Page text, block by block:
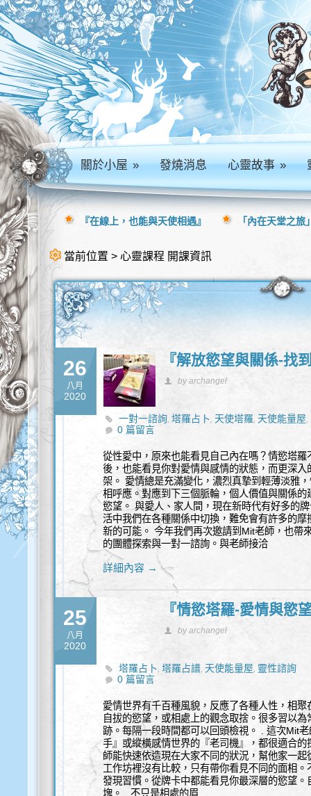
關於小屋» 發燒消息 心靈故事»
當前位置 > 心靈課程 開課資訊
26
八月
2020
『解放慾望與關係-找
by archangel
一對一諮詢,塔羅占卜, 天使塔羅, 天使能量屋,
0 篇留言
從性愛中，原來也能看見自己內在嗎？情慾塔
後，也能看見你對愛情與感情的狀態，而更深
架。 愛情總是充滿變化，濃烈真摯到輕薄淡雅
相呼應。對應到下三個脈輪，個人價值與關係
慾望。 與愛人、家人間，現在新時代有好多的
活中我們在各種關係中切換，難免會有許多的
新的可能。 今年我們再次邀請到Mit老師，也帶
的團體探索與一對一諮詢。與老師接洽
詳細內容 →
25
八月
2020
『情慾塔羅-愛情與慾
by archangel
塔羅占卜,塔羅占譜, 天使能量屋, 靈性諮詢
0 篇留言
愛情世界有千百種風貌，反應了各種人性，相
自拔的慾望，或相處上的觀念取捨。很多習以
跡。每隔一段時間都可以回頭檢視。 . 這次Mit
手』或縱橫感情世界的『老司機』，都很適合
師能快速依造現在大家不同的狀況，幫他家一
工作坊裡沒有比較，只有帶你看見不同的面相
發現習慣。從牌卡中都能看見你最深層的慾望
塊。 . 不只是相處的眉
『在線上，也能與天使相遇』 「內在天堂之